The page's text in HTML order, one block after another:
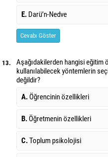
E. Darü’n-Nedve
Cevabı Göster
13.
Aşağıdakilerden hangisi eğitim
kullanılabilecek yöntemlerin
değildir?
A. Öğrencinin özellikleri
B. Öğretmenin özellikleri
C.Toplum psikolojisi